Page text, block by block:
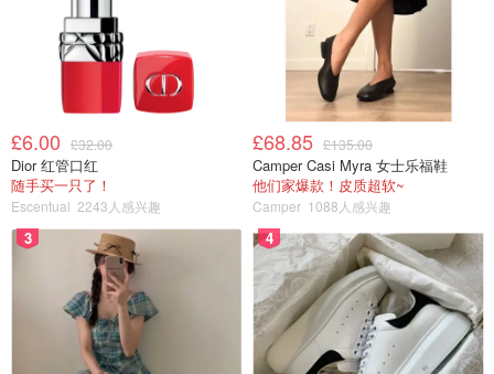
这3款是近期买的追剧小零食..
目前开封的3款中最喜欢的是：
台湾明奇的芋头饼，一盒里面9个
竹叶堂的水蜜桃酥，一盒10个..也是比较喜欢的
九福的水果酥一小缺点就是不是独立包装，内含8个
£6.00 £32.00
Dior 红管口红
随手买一只了！
Escentual 2243人感兴趣
£68.85 £135.00
Camper Casi Myra 女士乐福鞋
他们家爆款！皮质超软~
Camper 1088人感兴趣
3 4